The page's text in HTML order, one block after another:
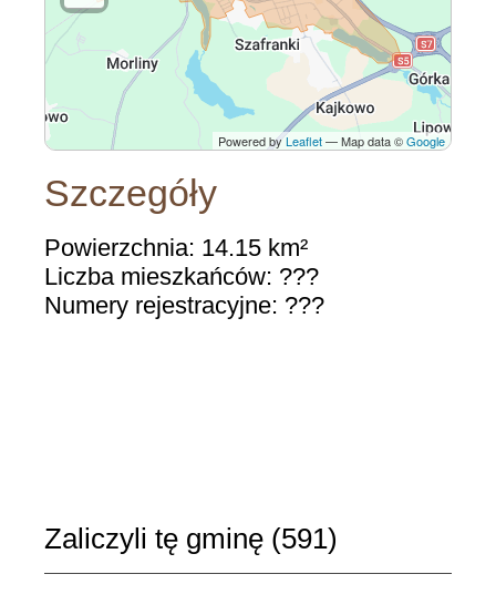
Powered byLeaflet— Map data ©Google
Szczegóły
Powierzchnia: 14.15 km²
Liczba mieszkańców: ???
Numery rejestracyjne: ???
Zaliczyli tę gminę (591)